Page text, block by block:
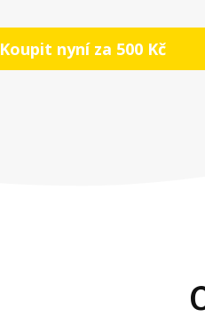
Koupit nyní za 500 Kč